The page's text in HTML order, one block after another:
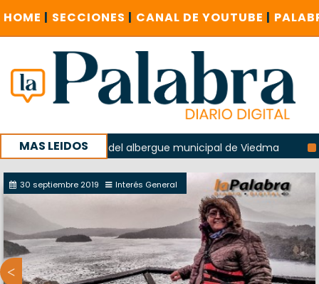
HOME | SECCIONES | CANAL DE YOUTUBE |
MAS LEIDOS
explosión del albergue municipal de Viedma La
con un encuentro provincial en Roca
30 septiembre 2019 Interés General